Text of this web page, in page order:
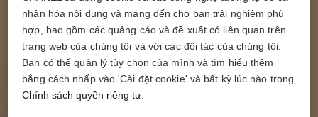
CÁCH ĐỂ SỞ HỮU
PHONG CÁCH TRANG ĐIỂM RÁM
NẮNG RẠNG NGỜI
nhân hóa nội dung và mang đến cho bạn trải nghiệm phù
hợp, bao gồm các quảng cáo và đề xuất có liên quan trên
trang web của chúng tôi và với các đối tác của chúng tôi.
Bạn có thể quản lý tùy chọn của mình và tìm hiểu thêm
bằng cách nhấp vào 'Cài đặt cookie' và bất kỳ lúc nào trong
Chính sách quyền riêng tư